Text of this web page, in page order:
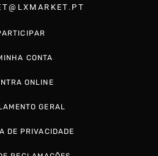
DE PRIVACIDADE
CONTA
ONLINE
GERAL